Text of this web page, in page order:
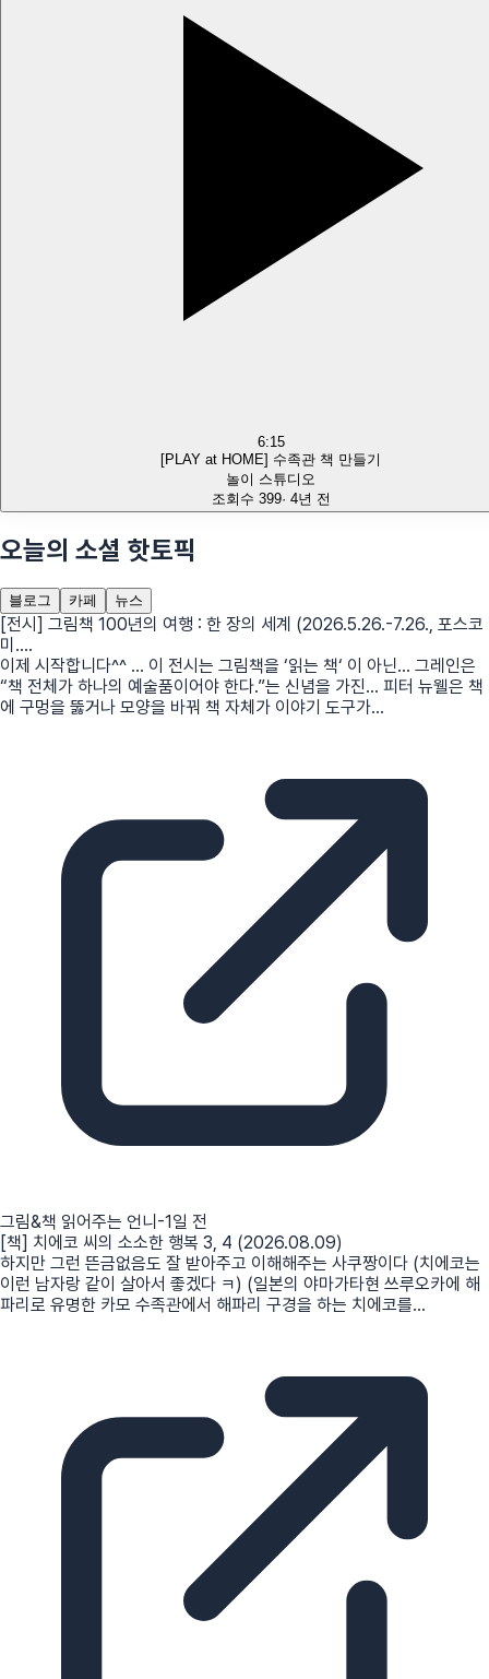
6:15
[PLAY at HOME] 수족관 책 만들기
놀이 스튜디오
조회수 399· 4년 전
오늘의 소셜 핫토픽
블로그 카페 뉴스
[전시] 그림책 100년의 여행 : 한 장의 세계 (2026.5.26.-7.26., 포스코
미....
이제 시작합니다^^ … 이 전시는 그림책을 ‘읽는 책‘ 이 아닌... 그레인은
“책 전체가 하나의 예술품이어야 한다.”는 신념을 가진... 피터 뉴웰은 책
에 구멍을 뚫거나 모양을 바꿔 책 자체가 이야기 도구가...
그림&책 읽어주는 언니 -1일 전
[책] 치에코 씨의 소소한 행복 3, 4 (2026.08.09)
하지만 그런 뜬금없음도 잘 받아주고 이해해주는 사쿠짱이다 (치에코는
이런 남자랑 같이 살아서 좋겠다 ㅋ) (일본의 야마가타현 쓰루오카에 해
파리로 유명한 카모 수족관에서 해파리 구경을 하는 치에코를...